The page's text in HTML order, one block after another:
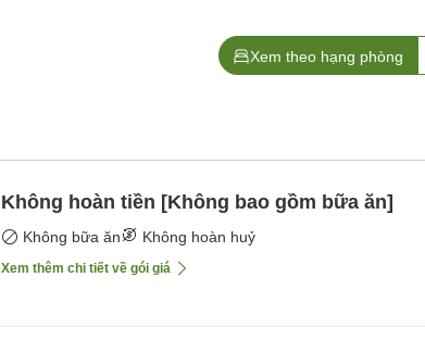
Xem theo hạng phòng
Không hoàn tiền [Không bao gồm bữa ăn]
Không bữa ăn Không hoàn huỷ
Xem thêm chi tiết về gói giá